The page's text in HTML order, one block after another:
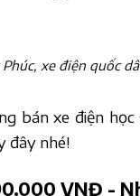
xe điện quốc
bán xe điện
đây nhé!
VNĐ -